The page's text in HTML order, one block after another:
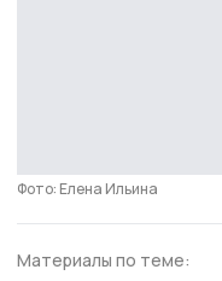
Фото: Елена Ильина
Материалы по теме: